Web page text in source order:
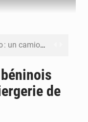
Porto‑Novo : un camion de produits pétroliers embrase Avakpa
Patrice Talon prend la tête du premier bureau du Sénat du Bénin
Bénin : Djogbénou inspecte le chantier du siège de l’Assemblée de